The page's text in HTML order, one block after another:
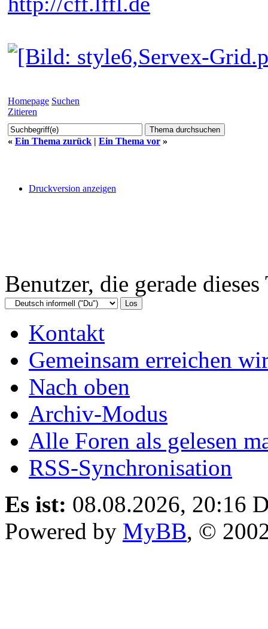
Homepage Suchen
Zitieren
« Ein Thema zurück | Ein Thema vor »
Druckversion anzeigen
Benutzer, die gerade
Kontakt
Gemeinsam erreichen
Nach oben
Archiv-Modus
Alle Foren als gelesen
RSS-Synchronisation
Es ist: 08.08.2026, 20:16
Powered by MyBB, ©